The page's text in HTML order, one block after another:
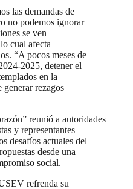
las demandas de
no podemos ignorar
se ven
cual afecta
“A pocos meses de
2025, detener el
en la
generar rezagos
reunió a autoridades
y representantes
desafíos actuales del
desde una
social.
refrenda su